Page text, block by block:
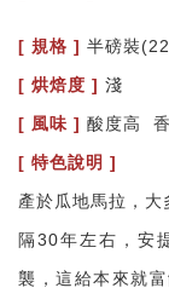
[ 規格 ] 半磅裝
[ 烘焙度 ] 淺
[ 風味 ] 酸度高
[ 特色說明 ]
產於瓜地馬拉，
隔30年左右，安
襲，這給本來就